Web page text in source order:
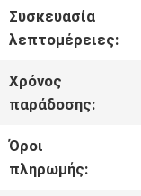
ΜΑΣ
ΕΛΆΤΕ
ΣΕ
ΕΠΑΦΉ
ΜΕ
Συσκευασία
λεπτομέρειες:
Χρόνος
παράδοσης:
Όροι
πληρωμής: